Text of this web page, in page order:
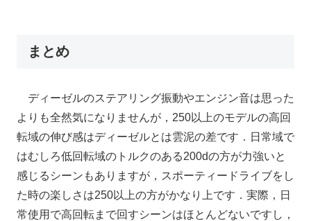
まとめ
ディーゼルのステアリング振動やエンジン音は思った
よりも全然気になりませんが，250以上のモデルの高回
転域の伸び感はディーゼルとは雲泥の差です．日常域で
はむしろ低回転域のトルクのある200dの方が力強いと
感じるシーンもありますが，スポーティードライブをし
た時の楽しさは250以上の方がかなり上です．実際，日
常使用で高回転まで回すシーンはほとんどないですし，